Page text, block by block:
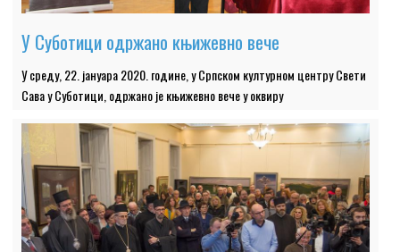
У Суботици одржано књижевно вече
У среду, 22. јануара 2020. године, у Српском културном центру Свети
Сава у Суботици, одржано је књижевно вече у оквиру